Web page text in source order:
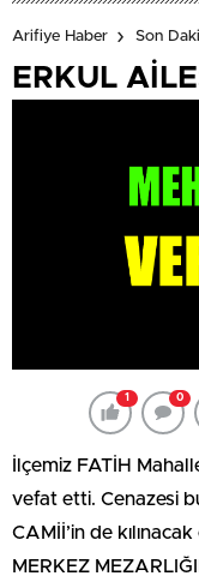
Arifiye Haber Son
ERKUL
1 0
İlçemiz FATİH
vefat etti. Cenazesi
CAMİİ’in de
MERKEZ